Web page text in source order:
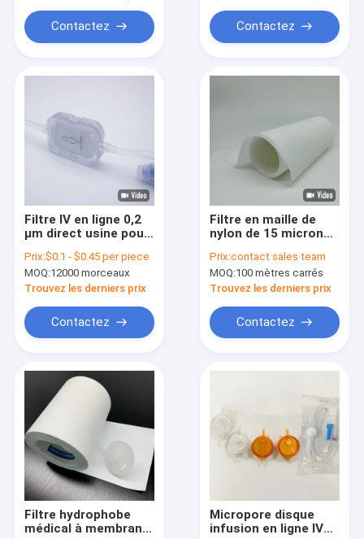
Produits
Vidéos
À propos de nous
Visite de l'usine
Contactez Contactez
Filtre IV en ligne 0,2
µm direct usine pour
pompe
Prix:$0.1 - $0.45 per piece
MOQ:12000 morceaux
Trouvez les derniers prix
Contactez
Filtre en maille de
nylon de 15 microns,
maillage de 470 à 500
Prix:contact sales team
MOQ:100 mètres carrés
Trouvez les derniers prix
Contactez
Filtre hydrophobe
médical à membrane
Micropore disque
infusion en ligne IV